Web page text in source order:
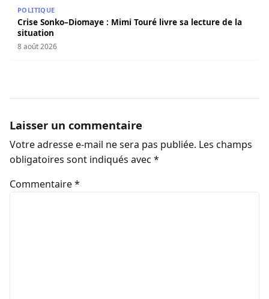
POLITIQUE
Crise Sonko–Diomaye : Mimi Touré livre sa lecture de la
situation
8 août 2026
Laisser un commentaire
Votre adresse e-mail ne sera pas publiée. Les champs
obligatoires sont indiqués avec *
Commentaire*